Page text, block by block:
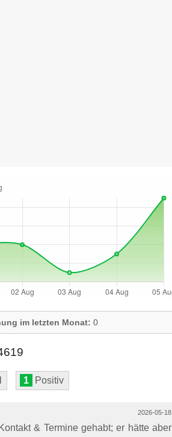
im letzten Monat: 0
1 Positiv
2026-05-18
& Termine gehabt; er hätte aber